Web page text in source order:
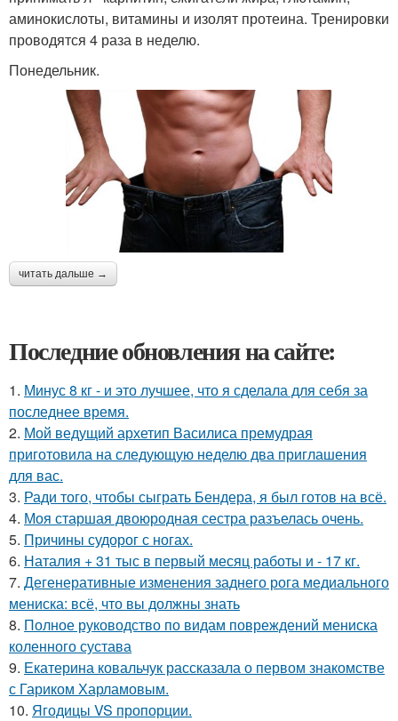
аминокислоты, витамины и изолят протеина. Тренировки
проводятся 4 раза в неделю.
Понедельник.
читать дальше →
Последние обновления на сайте:
1. Минус 8 кг - и это лучшее, что я сделала для себя за
последнее время.
2. Мой ведущий архетип Василиса премудрая
приготовила на следующую неделю два приглашения
для вас.
3. Ради того, чтобы сыграть Бендера, я был готов на всё.
4. Моя старшая двоюродная сестра разъелась очень.
5. Причины судорог с ногах.
6. Наталия + 31 тыс в первый месяц работы и - 17 кг.
7. Дегенеративные изменения заднего рога медиального
мениска: всё, что вы должны знать
8. Полное руководство по видам повреждений мениска
коленного сустава
9. Екатерина ковальчук рассказала о первом знакомстве
с Гариком Харламовым.
10. Ягодицы VS пропорции.